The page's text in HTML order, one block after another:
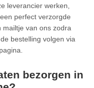
leverancier werken,
perfect verzorgde
mailtje van ons zodra
bestelling volgen via
bezorgen in